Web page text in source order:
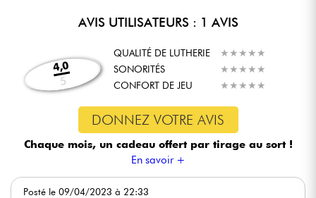
AVIS UTILISATEURS : 1 AVIS
4,0
5
QUALITÉ DE LUTHERIE ★ ★ ★ ★ ★
★ ★ ★ ★ ★
SONORITÉS
★ ★ ★ ★ ★
★ ★ ★ ★ ★
CONFORT DE JEU
★ ★ ★ ★ ★
★ ★ ★ ★ ★
DONNEZ VOTRE AVIS
Chaque mois, un cadeau offert par tirage au sort !
En savoir +
Posté le 09/04/2023 à 22:33